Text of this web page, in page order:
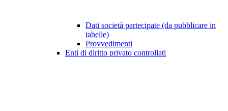
Dati società partecipate (da pubblicare in
tabelle)
Provvedimenti
Enti di diritto privato controllati